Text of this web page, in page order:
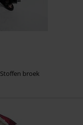
Stoffen broek